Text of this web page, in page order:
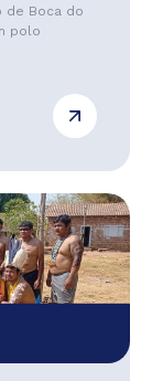
de Boca do
polo